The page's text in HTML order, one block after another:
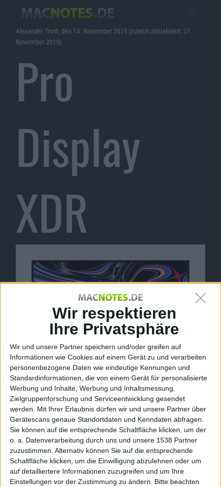
Wir respektieren
Ihre Privatsphäre
Wir und unsere Partner speichern und/oder greifen auf
Informationen wie Cookies auf einem Gerät zu und verarbeiten
personenbezogene Daten wie eindeutige Kennungen und
Standardinformationen, die von einem Gerät für personalisierte
Werbung und Inhalte, Werbung und Inhaltsmessung,
Zielgruppenforschung und Serviceentwicklung gesendet
werden.
Mit Ihrer Erlaubnis dürfen wir und unsere Partner über
Gerätescans genaue Standortdaten und Kenndaten abfragen.
Sie können auf die entsprechende Schaltfläche klicken, um der
o. a. Datenverarbeitung durch uns und unsere 1538 Partner
zuzustimmen. Alternativ können Sie auf die entsprechende
Schaltfläche klicken, um die Einwilligung abzulehnen oder um
auf detailliertere Informationen zuzugreifen und um Ihre
Einstellungen vor der Zustimmung zu ändern.
Bitte beachten
Alexander Trust, den 14. November 2019 (zuletzt aktualisiert: 27.
November 2019)
Pro
Display
XDR
Pro Display XDR, Bild: Apple
Das Pro Display XDR von Apple bietet Funktionen für
professionelle Ansprüche. Apple stellte den Monitor
erstmals am 3. Juni 2019 auf der Worldwide
Developers Conference (WWDC) zusammen mit dem
Mac Pro der dritten Generation vor.